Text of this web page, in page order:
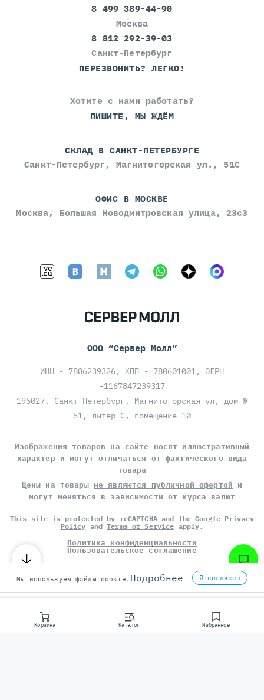
Корзина Каталог Избранное
8 499 389-44-90
Москва
8 812 292-39-03
Санкт-Петербург
ПЕРЕЗВОНИТЬ? ЛЕГКО!
Хотите с нами работать?
ПИШИТЕ, МЫ ЖДЁМ
СКЛАД В САНКТ-ПЕТЕРБУРГЕ
Санкт-Петербург, Магнитогорская ул., 51С
ОФИС В МОСКВЕ
Москва, Большая Новодмитровская улица, 23с3
ООО “Сервер Молл”
ИНН - 7806239326, КПП - 780601001, ОГРН
-1167847239317
195027, Санкт-Петербург, Магнитогорская ул, дом №
51, литер С, помещение 10
Изображения товаров на сайте носят иллюстративный
характер и могут отличаться от фактического вида
товара
Цены на товары не являются публичной офертой и
могут меняться в зависимости от курса валют
This site is protected by reCAPTCHA and the Google Privacy
Policy andTerms of Service apply.
Политика конфиденциальности
Пользовательское соглашение
©СЕРВЕР МОЛЛ, 2014-2026
Мы используем файлы cookie. Подробнее Я согласен